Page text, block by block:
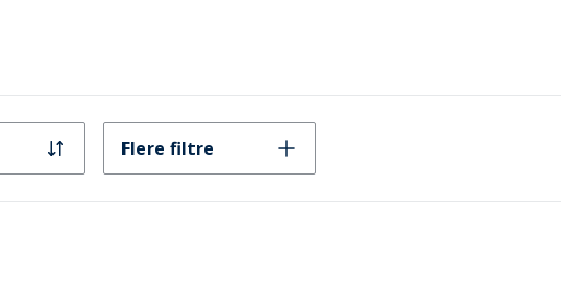
Flere filtre